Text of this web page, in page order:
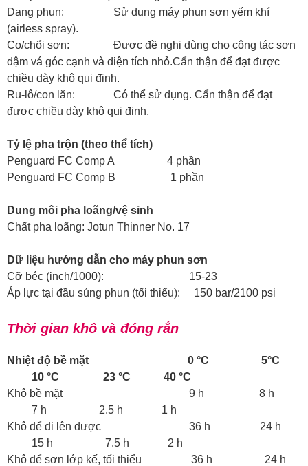
Dạng phun: Sử dụng máy phun sơn yếm khí
(airless spray).
Cọ/chổi sơn: Được đề nghị dùng cho công tác sơn
dậm vá góc cạnh và diện tích nhỏ.Cẩn thận để đạt được
chiều dày khô qui định.
Ru-lô/con lăn: Có thể sử dụng. Cẩn thận để đạt
được chiều dày khô qui định.
Tỷ lệ pha trộn (theo thể tích)
Penguard FC Comp A 4 phần
Penguard FC Comp B 1 phần
Dung môi pha loãng/vệ sinh
Chất pha loãng: Jotun Thinner No. 17
Dữ liệu hướng dẫn cho máy phun sơn
Cỡ béc (inch/1000): 15-23
Áp lực tại đầu súng phun (tối thiểu): 150 bar/2100 psi
Thời gian khô và đóng rắn
Nhiệt độ bề mặt 0 °C 5°C
10 °C 23 °C 40 °C
Khô bề mặt 9 h 8 h
7 h 2.5 h 1 h
Khô để đi lên được 36 h 24 h
15 h 7.5 h 2 h
Khô để sơn lớp kế, tối thiểu 36 h 24 h